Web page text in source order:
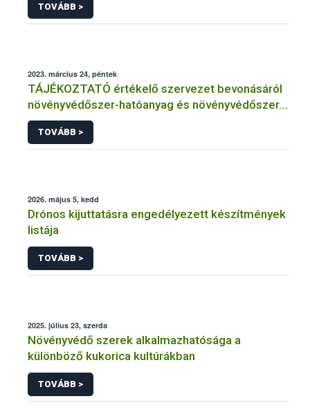
TOVÁBB >
2023. március 24, péntek
TÁJÉKOZTATÓ értékelő szervezet bevonásáról
növényvédőszer-hatóanyag és növényvédőszer
engedélyezésére, továbbá a meglévő engedély
meghosszabbítására vagy módosítására irányuló
eljárásba
TOVÁBB >
2026. május 5, kedd
Drónos kijuttatásra engedélyezett készítmények
listája
TOVÁBB >
2025. július 23, szerda
Növényvédő szerek alkalmazhatósága a
különböző kukorica kultúrákban
TOVÁBB >